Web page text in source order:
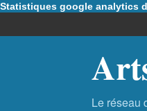
Statistiques google analytics